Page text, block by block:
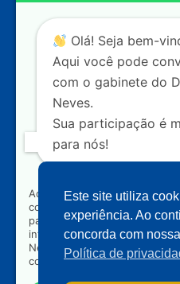
Contato
+55 (61) 3215-5964
+55 (31) 3261-0121
+55 (31) 97150-0834
Nossas redes
Acompanhe o meu
Olá! Seja bem-
Aqui você pode
com o gabinete do
Neves.
Sua participação é
para nós!
Ao clicar para iniciar o
concorda que seus dados
para atendimento relacionado
informações referentes ao
Neves. Seus dados serão
compartilhados com terceiros.
Este site utiliza
experiência. Ao
concorda com
Política de